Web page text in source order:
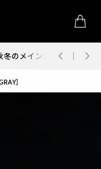
のメインコレクションが
］